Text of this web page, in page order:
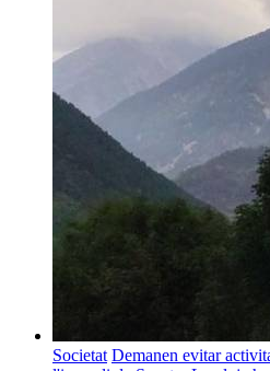
Societat Demanen evitar